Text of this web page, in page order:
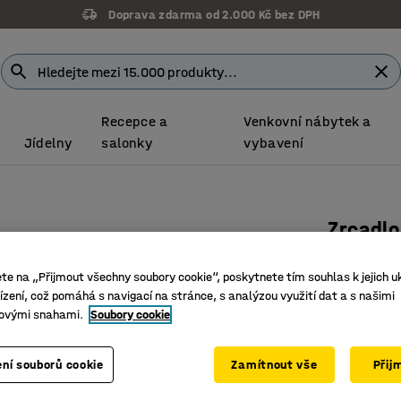
Doprava zdarma od 2.000 Kč bez DPH
Jídelny
Recepce a
salonky
Venkovní nábytek a
vybavení
Zrcadlo
Číslo
Vytváří
na „Přijmout všechny soubory cookie“, poskytnete tím souhlas k jejich
což pomáhá s navigací na stránce, s analýzou využití dat a s našimi
snahami. Soubory cookie
souborů cookie Zamítnout vše